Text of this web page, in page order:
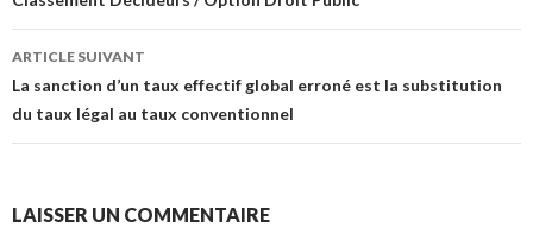
articles
ARTICLE SUIVANT
La sanction d’un taux effectif global erroné est la substitution
du taux légal au taux conventionnel
LAISSER UN COMMENTAIRE